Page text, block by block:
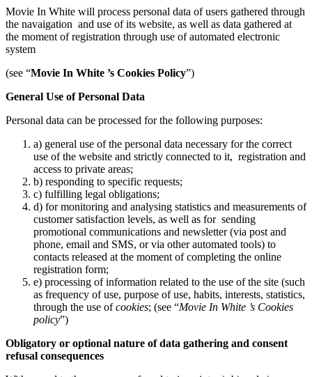
Movie In White will process personal data of users gathered through
the navaigation and use of its website, as well as data gathered at
the moment of registration through use of automated electronic
system
(see “Movie In White ’s Cookies Policy”)
General Use of Personal Data
Personal data can be processed for the following purposes:
a) general use of the personal data necessary for the correct
use of the website and strictly connected to it, registration and
access to private areas;
b) responding to specific requests;
c) fulfilling legal obligations;
d) for monitoring and analysing statistics and measurements of
customer satisfaction levels, as well as for sending
promotional communications and newsletter (via post and
phone, email and SMS, or via other automated tools) to
contacts released at the moment of completing the online
registration form;
e) processing of information related to the use of the site (such
as frequency of use, purpose of use, habits, interests, statistics,
through the use ofcookies; (see “Movie In White ’s Cookies
policy”)
Obligatory or optional nature of data gathering and consent
refusal consequences